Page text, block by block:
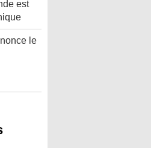
est
le